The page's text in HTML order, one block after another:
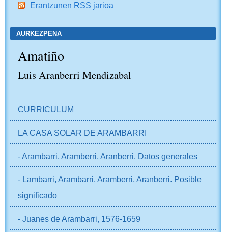
Erantzunen RSS jarioa
AURKEZPENA
Amatiño
Luis Aranberri Mendizabal
CURRICULUM
LA CASA SOLAR DE ARAMBARRI
- Arambarri, Aramberri, Aranberri. Datos generales
- Lambarri, Arambarri, Aramberri, Aranberri. Posible
significado
- Juanes de Arambarri, 1576-1659